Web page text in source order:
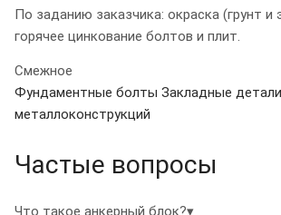
По заданию заказчика: окраска (грунт и
горячее цинкование болтов и плит.
Смежное
Фундаментные болты Закладные детали
металлоконструкций
Частые вопросы
Что такое анкерный блок?▾